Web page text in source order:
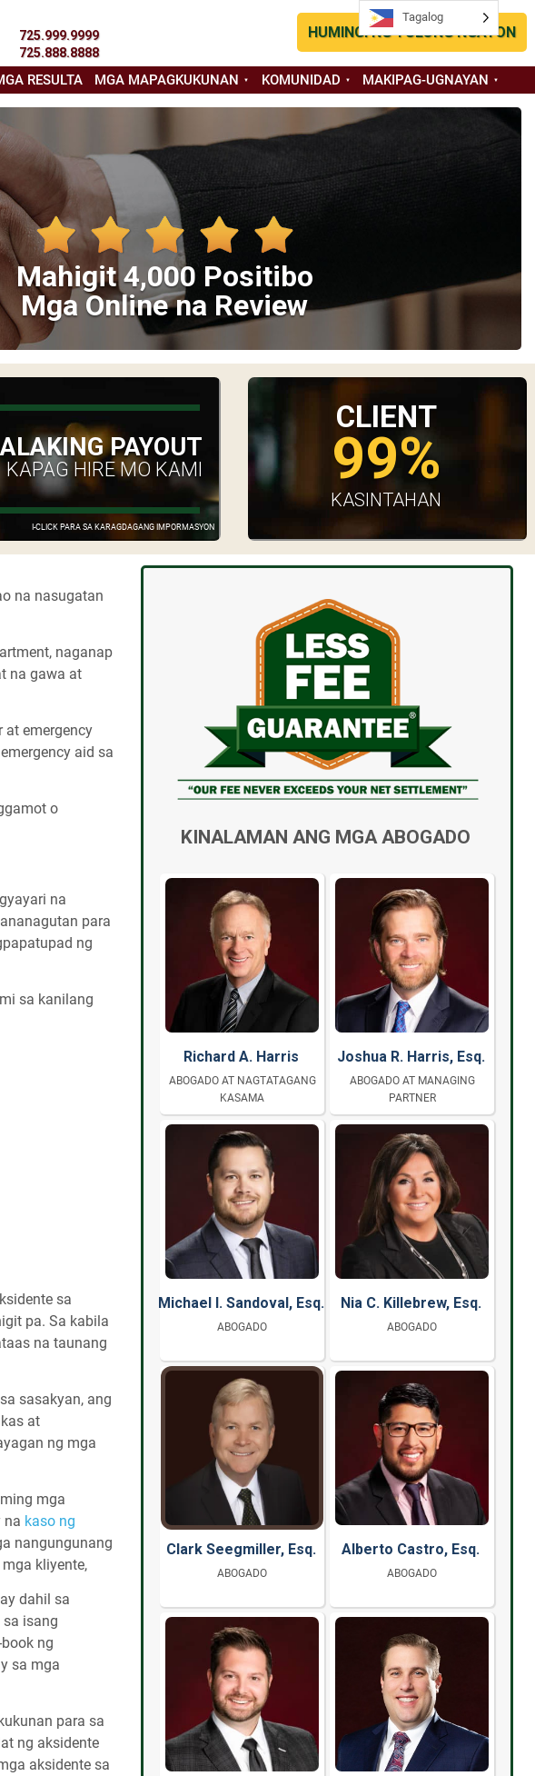
725.999.9999
725.888.8888
HUMINGI NG TULONG NGAYON
RESULTA MGA MAPAGKUKUNAN KOMUNIDAD MAKIPAG-UGNAYAN
Mahigit 4,000 Positibo
Mga Online na Review
I-CLICK PARA SA KARAGDAGANG IMPORMASYON
PAYOUT
KAPAG HIRE MO KAMI
CLIENT
99%
KASINTAHAN
na nasugatan
naganap
na gawa at
at emergency
aid sa
o
na
para
ng
sa kanilang
sa
pa. Sa kabila
na taunang
sasakyan, ang
at
ng mga
mga
na kaso ng
nangungunang
kliyente,
dahil sa
isang
ng
sa mga
para sa
ng aksidente
aksidente sa
KINALAMAN ANG MGA ABOGADO
Richard A. Harris
ABOGADO AT NAGTATAGANG
KASAMA
Joshua R. Harris, Esq.
ABOGADO AT MANAGING
PARTNER
Michael I. Sandoval, Esq.
ABOGADO
Nia C. Killebrew, Esq.
ABOGADO
Clark Seegmiller, Esq.
ABOGADO
Alberto Castro, Esq.
ABOGADO
Tagalog